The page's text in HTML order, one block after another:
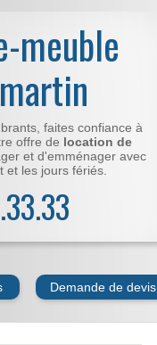
meuble
faites confiance à
offre de location de
et d'emménager avec
et les jours fériés.
Demande de devis